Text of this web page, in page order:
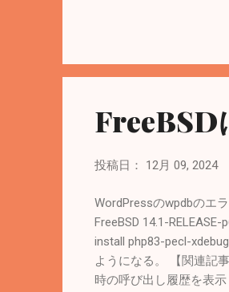
について - IBM
Documentation
FreeBSD
投稿日： 12月 09, 2024
WordPressのwpdbのエ
FreeBSD 14.1-
install php83-pecl-
ようになる。 【関連記
時の呼び出し履歴を表示